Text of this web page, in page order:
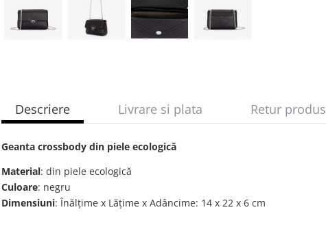
Descriere Livrare si plata Retur produs
Geanta crossbody din piele ecologică
Material: din piele ecologică
Culoare: negru
Dimensiuni: Înălțime x Lățime х Adâncime: 14 х 22 х 6 cm